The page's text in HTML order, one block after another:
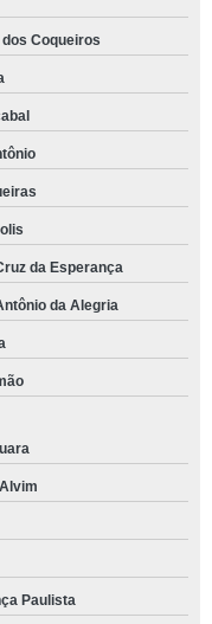
Coqueiros
da Esperança
da Alegria
Paulista